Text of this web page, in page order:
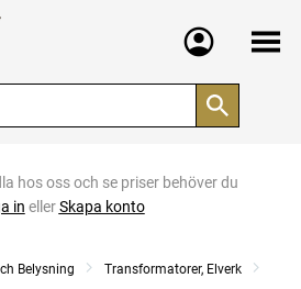
Meny
hos oss och se priser behöver du
in ellerSkapa konto
Belysning
Transformatorer, Elverk